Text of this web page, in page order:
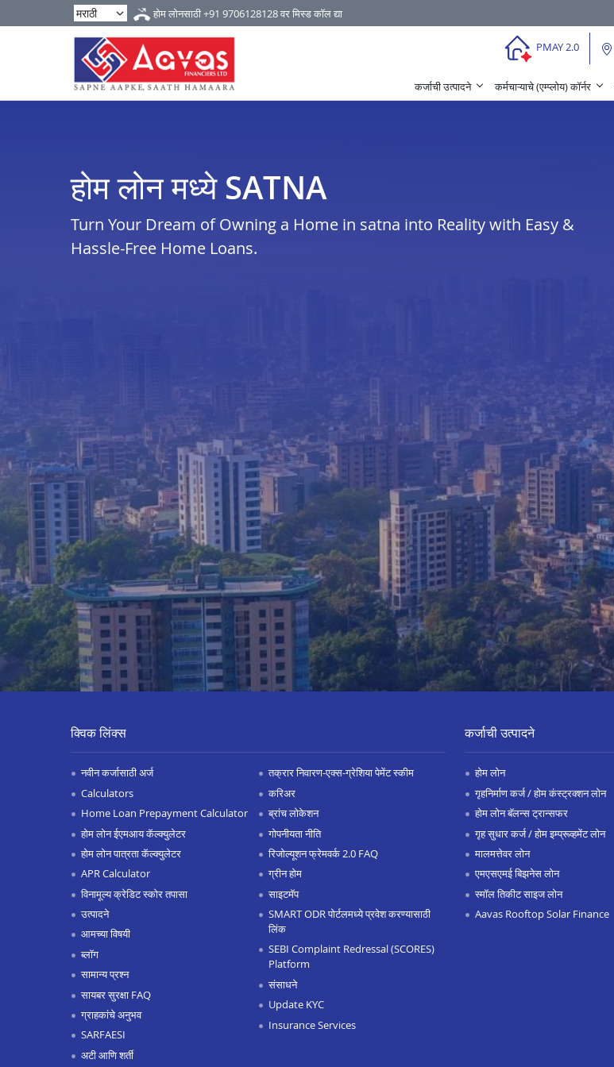
होम लोनसाठी+91 9706128128वर मिस्ड कॉल द्या
PMAY 2.0
कर्जाची उत्पादने कर्मचाऱ्याचे (एम्प्लोय) कॉर्नर
होम लोन मध्ये SATNA
Turn Your Dream of Owning a Home in satna into Reality with Easy &
Hassle-Free Home Loans.
क्विक लिंक्स
नवीन कर्जासाठी अर्ज
Calculators
Home Loan Prepayment Calculator
होम लोन ईएमआय कॅल्क्युलेटर
होम लोन पात्रता कॅल्क्युलेटर
APR Calculator
विनामूल्य क्रेडिट स्कोर तपासा
उत्पादने
आमच्या विषयी
ब्लॉग
सामान्य प्रश्न
सायबर सुरक्षा FAQ
ग्राहकांचे अनुभव
SARFAESI
अटी आणि शर्ती
तक्रार निवारण-एक्स-ग्रेशिया पेमेंट स्कीम
करिअर
ब्रांच लोकेशन
गोपनीयता नीति
रिजोल्यूशन फ्रेमवर्क 2.0 FAQ
ग्रीन होम
साइटमॅप
SMART ODR पोर्टलमध्ये प्रवेश करण्यासाठी
लिंक
SEBI Complaint Redressal (SCORES)
Platform
संसाधने
Update KYC
Insurance Services
कर्जाची उत्पादने
होम लोन
गृहनिर्माण कर्ज / होम कंस्ट्रक्शन लोन
होम लोन बॅलन्स ट्रान्सफर
गृह सुधार कर्ज / होम इम्प्रूव्हमेंट लोन
मालमत्तेवर लोन
एमएसएमई बिझनेस लोन
स्मॉल तिकीट साइज लोन
Aavas Rooftop Solar Finance